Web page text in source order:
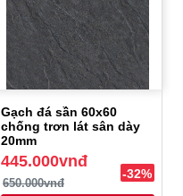
Gạch đá sần 60x60
chống trơn lát sân dày
20mm
445.000vnđ
650.000vnđ
-32%